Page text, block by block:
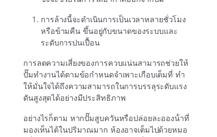
การล้างนี้จะดําเนินการเป็นเวลาหลายชั่วโมง
หรือข้ามคืน ขึ้นอยู่กับขนาดของระบบและ
ระดับการปนเปื้อน
การลดความเสี่ยงของการควบแน่นสามารถช่วยให้
ปั๊มทํางานได้ตามข้อกําหนดจําเพาะเกือบเต็มที่ ทํา
ให้มั่นใจได้ถึงความสามารถในการบรรลุระดับแรง
ดันสูงสุดได้อย่างมีประสิทธิภาพ
อย่างไรก็ตาม หากปั๊มสูบควันหรือปล่อยละอองน้ําที่
มองเห็นได้ในปริมาณมาก ห้องอาจเต็มไปด้วยหมอ